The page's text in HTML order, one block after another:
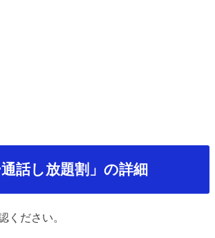
通話し放題割」の詳細
ください。